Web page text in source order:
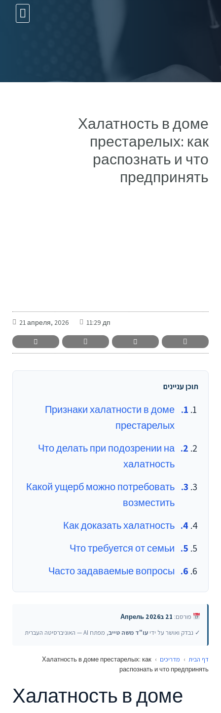
Халатность в доме
престарелых: как
распознать и что
предпринять
21 апреля, 2026 11:29 дп
תוכן עניינים
Признаки халатности в доме
престарелых
Что делать при подозрении на
халатность
Какой ущерб можно потребовать
возместить
Как доказать халатность
Что требуется от семьи
Часто задаваемые вопросы
פורסם: 21 בАпрель 2026
✓ נבדק ואושר על ידי עו"ד משה טייב, מפתח AI — האוניברסיטה העברית
דף הבית › מדריכים ›
Халатность в доме престарелых: как
распознать и что предпринять
Халатность в доме